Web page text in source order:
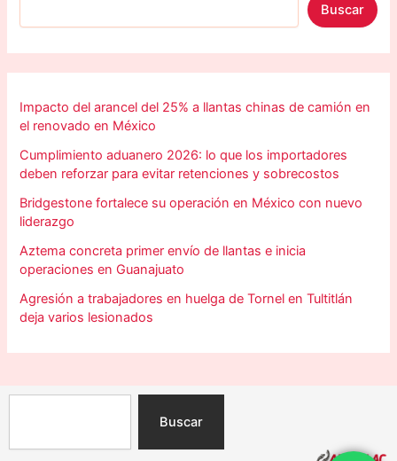
Buscar
Impacto del arancel del 25% a llantas chinas de camión en
el renovado en México
Cumplimiento aduanero 2026: lo que los importadores
deben reforzar para evitar retenciones y sobrecostos
Bridgestone fortalece su operación en México con nuevo
liderazgo
Aztema concreta primer envío de llantas e inicia
operaciones en Guanajuato
Agresión a trabajadores en huelga de Tornel en Tultitlán
deja varios lesionados
Buscar